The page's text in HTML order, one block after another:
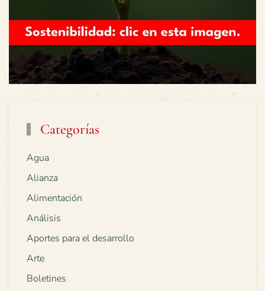
Categorías
Agua
Alianza
Alimentación
Análisis
Aportes para el desarrollo
Arte
Boletines